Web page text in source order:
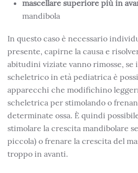
mascellare superiore più in
mandibola
In questo caso è necessario
presente, capirne la causa e
abitudini viziate vanno rimosse, se
scheletrico in età pediatrica è
apparecchi che modifichino
scheletrica per stimolando o
determinate ossa. È quindi
stimolare la crescita mandibolare
piccola) o frenare la crescita del
troppo in avanti.